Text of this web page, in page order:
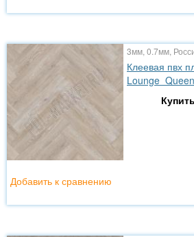
3мм, 0.7мм,
Клеевая пвх
Lounge Queen
Добавить к сравнению